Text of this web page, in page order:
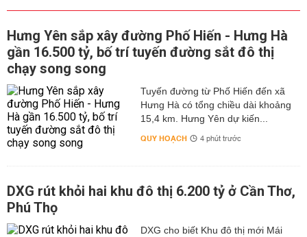
Hưng Yên sắp xây đường Phố Hiến - Hưng Hà
gần 16.500 tỷ, bố trí tuyến đường sắt đô thị
chạy song song
Tuyến đường từ Phố Hiến đến xã
Hưng Hà có tổng chiều dài khoảng
15,4 km. Hưng Yên dự kiến...
QUY HOẠCH 4 phút trước
DXG rút khỏi hai khu đô thị 6.200 tỷ ở Cần Thơ,
Phú Thọ
DXG cho biết Khu đô thị mới Mái